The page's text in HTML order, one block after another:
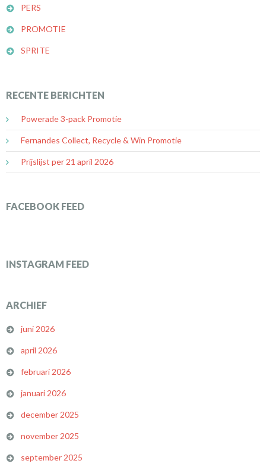
PERS
PROMOTIE
SPRITE
RECENTE BERICHTEN
Powerade 3-pack Promotie
Fernandes Collect, Recycle & Win Promotie
Prijslijst per 21 april 2026
FACEBOOK FEED
INSTAGRAM FEED
ARCHIEF
juni 2026
april 2026
februari 2026
januari 2026
december 2025
november 2025
september 2025